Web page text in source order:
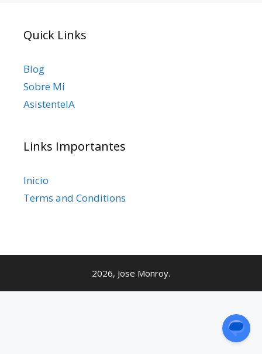
Quick Links
Blog
Sobre Mi
AsistenteIA
Links Importantes
Inicio
Terms and Conditions
2026, Jose Monroy.